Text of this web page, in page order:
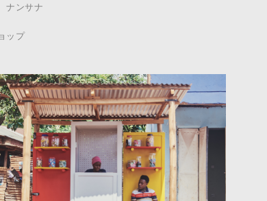
ナンサナ
ップ